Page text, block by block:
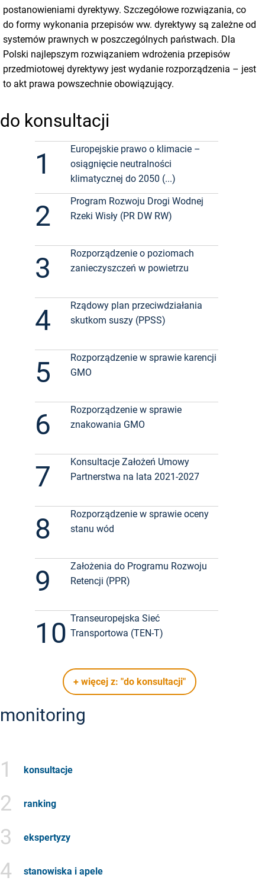
postanowieniami dyrektywy. Szczegółowe rozwiązania, co
do formy wykonania przepisów ww. dyrektywy są zależne od
systemów prawnych w poszczególnych państwach. Dla
Polski najlepszym rozwiązaniem wdrożenia przepisów
przedmiotowej dyrektywy jest wydanie rozporządzenia – jest
to akt prawa powszechnie obowiązujący.
do konsultacji
1
Europejskie prawo o klimacie –
osiągnięcie neutralności
klimatycznej do 2050 (...)
2
Program Rozwoju Drogi Wodnej
Rzeki Wisły (PR DW RW)
3
Rozporządzenie o poziomach
zanieczyszczeń w powietrzu
4
Rządowy plan przeciwdziałania
skutkom suszy (PPSS)
5
Rozporządzenie w sprawie karencji
GMO
6
Rozporządzenie w sprawie
znakowania GMO
7
Konsultacje Założeń Umowy
Partnerstwa na lata 2021-2027
8
Rozporządzenie w sprawie oceny
stanu wód
9
Założenia do Programu Rozwoju
Retencji (PPR)
10 Transeuropejska Sieć
Transportowa (TEN-T)
+ więcej z: "do konsultacji"
monitoring
1 konsultacje
2 ranking
3 ekspertyzy
4 stanowiska i apele